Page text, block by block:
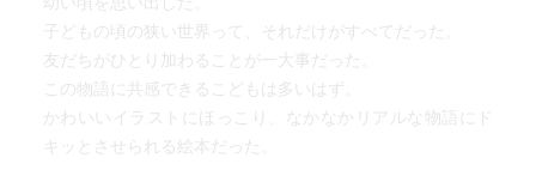
子どもの頃の狭い世界って、それだけがすべてだった。
友だちがひとり加わることが一大事だった。
この物語に共感できるこどもは多いはず。
かわいいイラストにほっこり、なかなかリアルな物語にド
キッとさせられる絵本だった。